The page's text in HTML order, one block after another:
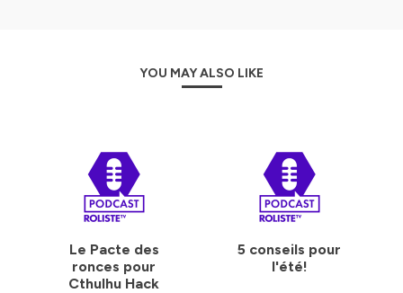
YOU MAY ALSO LIKE
Le Pacte des
ronces pour
Cthulhu Hack
5 conseils pour
l'été!